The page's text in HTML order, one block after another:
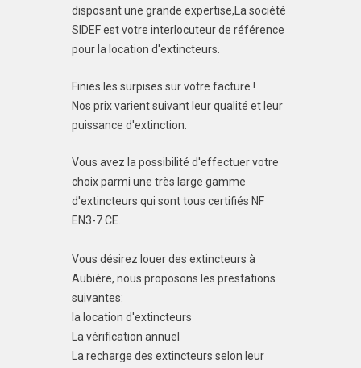
disposant une grande expertise,La société
SIDEF est votre interlocuteur de référence
pour la location d'extincteurs.
Finies les surpises sur votre facture !
Nos prix varient suivant leur qualité et leur
puissance d'extinction.
Vous avez la possibilité d'effectuer votre
choix parmi une très large gamme
d'extincteurs qui sont tous certifiés NF
EN3-7 CE.
Vous désirez louer des extincteurs à
Aubière, nous proposons les prestations
suivantes:
la location d'extincteurs
La vérification annuel
La recharge des extincteurs selon leur